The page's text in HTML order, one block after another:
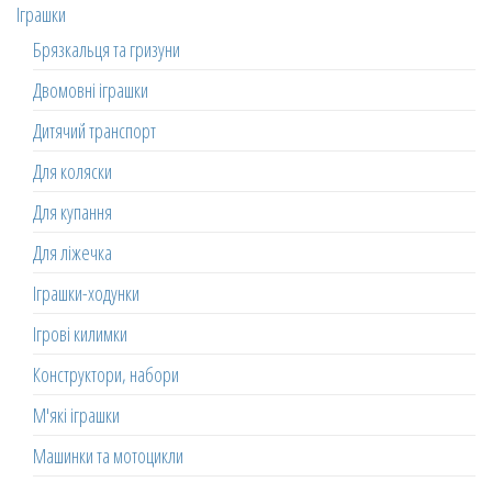
Іграшки
Брязкальця та гризуни
Двомовні іграшки
Дитячий транспорт
Для коляски
Для купання
Для ліжечка
Іграшки-ходунки
Ігрові килимки
Конструктори, набори
М'які іграшки
Машинки та мотоцикли